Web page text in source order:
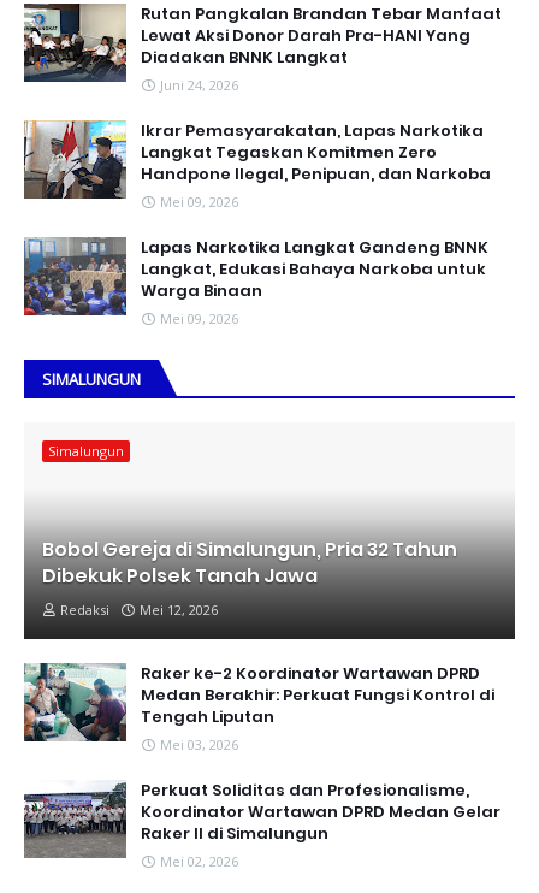
Rutan Pangkalan Brandan Tebar Manfaat
Lewat Aksi Donor Darah Pra-HANI Yang
Diadakan BNNK Langkat
Juni 24, 2026
Ikrar Pemasyarakatan, Lapas Narkotika
Langkat Tegaskan Komitmen Zero
Handpone llegal, Penipuan, dan Narkoba
Mei 09, 2026
Lapas Narkotika Langkat Gandeng BNNK
Langkat, Edukasi Bahaya Narkoba untuk
Warga Binaan
Mei 09, 2026
SIMALUNGUN
Simalungun
Bobol Gereja di Simalungun, Pria 32 Tahun
Dibekuk Polsek Tanah Jawa
Redaksi Mei 12, 2026
Raker ke-2 Koordinator Wartawan DPRD
Medan Berakhir: Perkuat Fungsi Kontrol di
Tengah Liputan
Mei 03, 2026
Perkuat Soliditas dan Profesionalisme,
Koordinator Wartawan DPRD Medan Gelar
Raker II di Simalungun
Mei 02, 2026